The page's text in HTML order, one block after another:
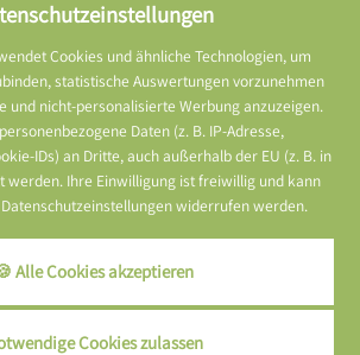
Cookies und ähnliche Technologien, um
statistische Auswertungen vorzunehmen
und nicht-personalisierte Werbung anzuzeigen.
Daten (z. B. IP-Adresse,
IDs) an Dritte, auch außerhalb der EU (z. B. in
werden. Ihre Einwilligung ist freiwillig und kann
widerrufen werden.
Alle Cookies akzeptieren
Cookies zulassen